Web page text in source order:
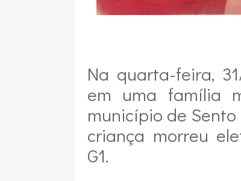
Na quarta-feira,
em uma família
município de
criança morreu
G1.